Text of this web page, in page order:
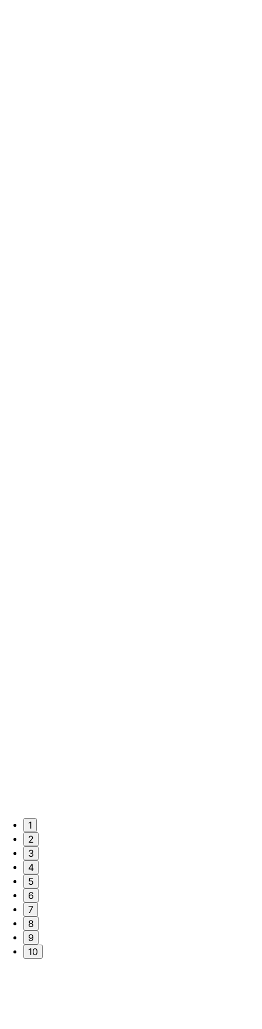
1
2
3
4
5
6
7
8
9
10